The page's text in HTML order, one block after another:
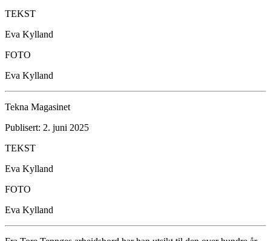
TEKST
Eva Kylland
FOTO
Eva Kylland
Tekna Magasinet
Publisert: 2. juni 2025
TEKST
Eva Kylland
FOTO
Eva Kylland